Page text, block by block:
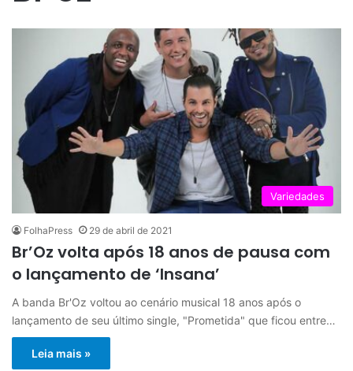
Variedades
FolhaPress 29 de abril de 2021
Br’Oz volta após 18 anos de pausa com
o lançamento de ‘Insana’
A banda Br'Oz voltou ao cenário musical 18 anos após o
lançamento de seu último single, "Prometida" que ficou entre…
Leia mais »